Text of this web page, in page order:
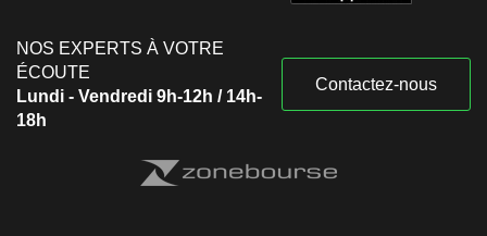
NOS EXPERTS À VOTRE
ÉCOUTE
Lundi - Vendredi 9h-12h / 14h-
18h
Contactez-nous